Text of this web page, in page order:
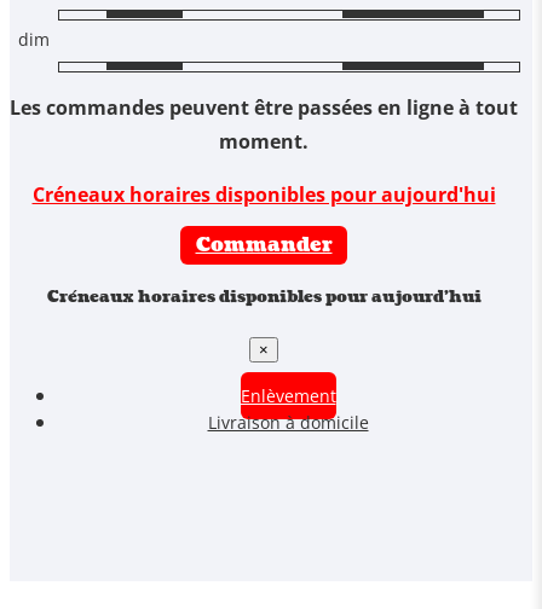
dim
Les commandes peuvent être passées en ligne à tout
moment.
Créneaux horaires disponibles pour aujourd'hui
Commander
Créneaux horaires disponibles pour aujourd'hui
×
Enlèvement
Livraison à domicile